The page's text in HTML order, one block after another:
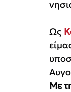
Ως
Με